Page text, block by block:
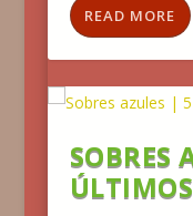
READ MORE
SOBRES